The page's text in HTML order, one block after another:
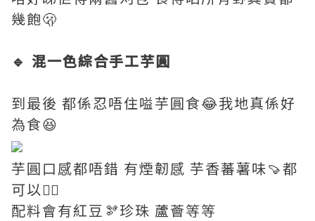
幾飽🫢
🔹 混一色綜合手工芋圓
到最後 都係忍唔住嗌芋圓食😂我地真係好
為食😆
芋圓口感都唔錯 有煙韌感 芋香蕃薯味🍠都
可以👍🏼
配料會有紅豆🫘珍珠 蘆薈等等